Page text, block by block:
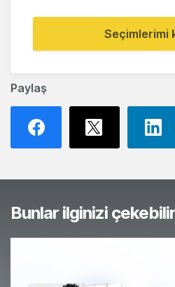
Paylaş
Seçimlerimi
Bunlar ilginizi çekebilir